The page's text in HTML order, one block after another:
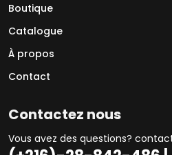
Boutique
Catalogue
À propos
Contact
Contactez nous
Vous avez des questions?